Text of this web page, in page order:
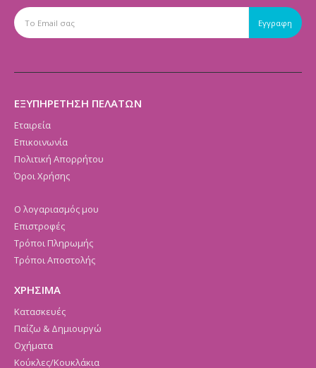
ΕΞΥΠΗΡΕΤΗΣΗ ΠΕΛΑΤΩΝ
Εταιρεία
Επικοινωνία
Πολιτική Απορρήτου
Όροι Χρήσης
Ο λογαριασμός μου
Επιστροφές
Τρόποι Πληρωμής
Τρόποι Αποστολής
ΧΡΗΣΙΜΑ
Κατασκευές
Παίζω & Δημιουργώ
Οχήματα
Κούκλες/Κουκλάκια